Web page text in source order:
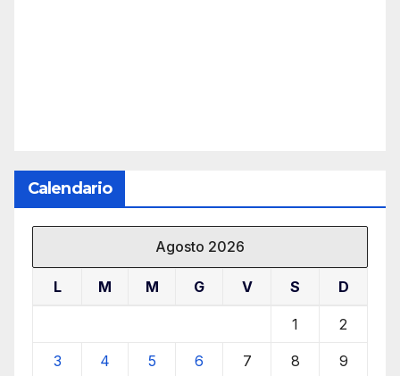
Calendario
Agosto 2026
L M M G V S D
1 2
3 4 5 6 7 8 9